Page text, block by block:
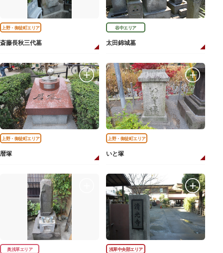
上野・御徒町エリア
斎藤長秋三代墓
谷中エリア
太田錦城墓
上野・御徒町エリア
暦塚
上野・御徒町エリア
いと塚
奥浅草エリア 浅草中央部エリア